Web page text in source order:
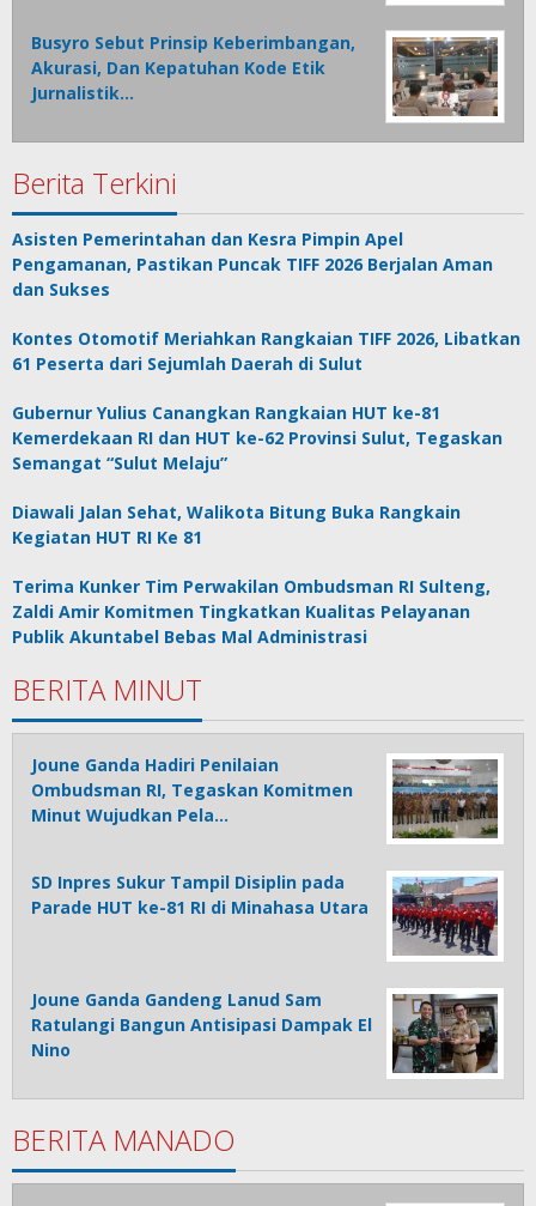
Busyro Sebut Prinsip Keberimbangan,
Akurasi, Dan Kepatuhan Kode Etik
Jurnalistik…
Berita Terkini
Asisten Pemerintahan dan Kesra Pimpin Apel
Pengamanan, Pastikan Puncak TIFF 2026 Berjalan Aman
dan Sukses
Kontes Otomotif Meriahkan Rangkaian TIFF 2026, Libatkan
61 Peserta dari Sejumlah Daerah di Sulut
Gubernur Yulius Canangkan Rangkaian HUT ke-81
Kemerdekaan RI dan HUT ke-62 Provinsi Sulut, Tegaskan
Semangat “Sulut Melaju”
Diawali Jalan Sehat, Walikota Bitung Buka Rangkain
Kegiatan HUT RI Ke 81
Terima Kunker Tim Perwakilan Ombudsman RI Sulteng,
Zaldi Amir Komitmen Tingkatkan Kualitas Pelayanan
Publik Akuntabel Bebas Mal Administrasi
BERITA MINUT
Joune Ganda Hadiri Penilaian
Ombudsman RI, Tegaskan Komitmen
Minut Wujudkan Pela…
SD Inpres Sukur Tampil Disiplin pada
Parade HUT ke-81 RI di Minahasa Utara
Joune Ganda Gandeng Lanud Sam
Ratulangi Bangun Antisipasi Dampak El
Nino
BERITA MANADO